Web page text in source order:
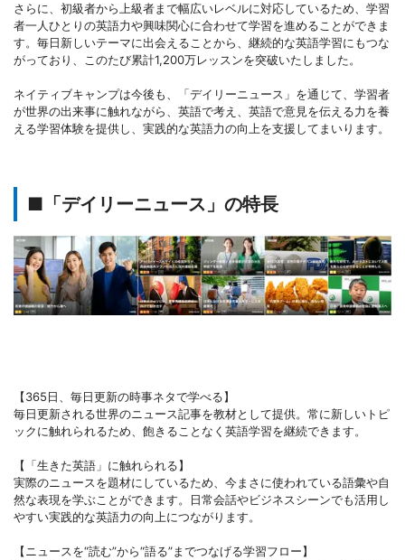
さらに、初級者から上級者まで幅広いレベルに対応しているため、学習
者一人ひとりの英語力や興味関心に合わせて学習を進めることができま
す。毎日新しいテーマに出会えることから、継続的な英語学習にもつな
がっており、このたび累計1,200万レッスンを突破いたしました。
ネイティブキャンプは今後も、「デイリーニュース」を通じて、学習者
が世界の出来事に触れながら、英語で考え、英語で意見を伝える力を養
える学習体験を提供し、実践的な英語力の向上を支援してまいります。
■「デイリーニュース」の特長
【365日、毎日更新の時事ネタで学べる】
毎日更新される世界のニュース記事を教材として提供。常に新しいトピ
ックに触れられるため、飽きることなく英語学習を継続できます。
【「生きた英語」に触れられる】
実際のニュースを題材にしているため、今まさに使われている語彙や自
然な表現を学ぶことができます。日常会話やビジネスシーンでも活用し
やすい実践的な英語力の向上につながります。
【ニュースを“読む”から“語る”までつなげる学習フロー】